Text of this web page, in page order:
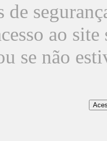
ao
se não